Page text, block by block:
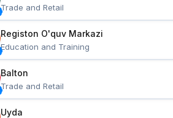
Trade and Retail
Registon O'quv Markazi
Education and Training
Balton
Trade and Retail
Uyda